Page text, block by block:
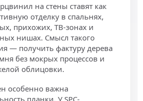
на стены ставят как
отделку в спальнях,
прихожих, ТВ-зонах и
нишах. Смысл такого
— получить фактуру дерева
без мокрых процессов и
облицовки.
особенно важна
планки. У SPC-